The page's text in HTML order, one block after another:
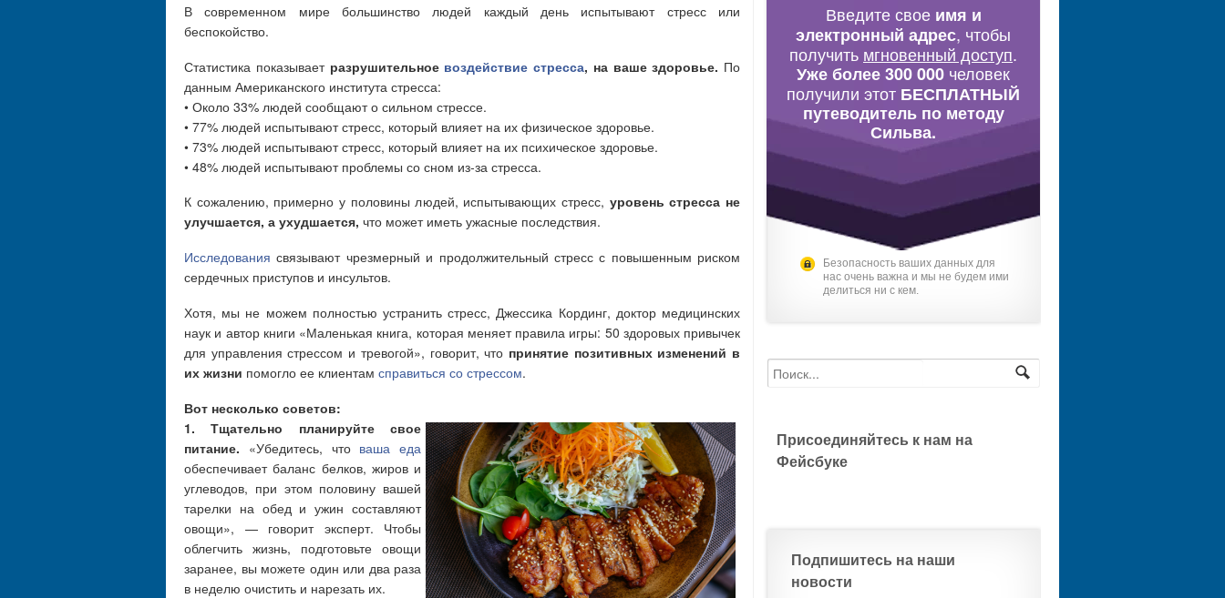
В современном мире большинство людей каждый день испытывают стресс или
беспокойство.
Статистика показывает разрушительное воздействие стресса, на ваше здоровье. По
данным Американского института стресса:
• Около 33% людей сообщают о сильном стрессе.
• 77% людей испытывают стресс, который влияет на их физическое здоровье.
• 73% людей испытывают стресс, который влияет на их психическое здоровье.
• 48% людей испытывают проблемы со сном из-за стресса.
К сожалению, примерно у половины людей, испытывающих стресс, уровень стресса не
улучшается, а ухудшается, что может иметь ужасные последствия.
Исследования связывают чрезмерный и продолжительный стресс с повышенным риском
сердечных приступов и инсультов.
Хотя, мы не можем полностью устранить стресс, Джессика Кординг, доктор медицинских
наук и автор книги «Маленькая книга, которая меняет правила игры: 50 здоровых привычек
для управления стрессом и тревогой», говорит, что принятие позитивных изменений в
их жизни помогло ее клиентам справиться со стрессом.
Вот несколько советов:
1. Тщательно планируйте свое
питание. «Убедитесь, что ваша еда
обеспечивает баланс белков, жиров и
углеводов, при этом половину вашей
тарелки на обед и ужин составляют
овощи», — говорит эксперт. Чтобы
облегчить жизнь, подготовьте овощи
заранее, вы можете один или два раза
в неделю очистить и нарезать их.
Введите свое имя и
электронный адрес, чтобы
получить мгновенный доступ.
Уже более 300 000 человек
получили этот БЕСПЛАТНЫЙ
путеводитель по методу
Сильва.
Безопасность ваших данных для
нас очень важна и мы не будем ими
делиться ни с кем.
Присоединяйтесь к нам на
Фейсбуке
Подпишитесь на наши
новости